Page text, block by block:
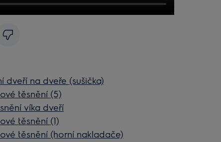
dveří na dveře (sušička)
těsnění (5)
víka dveří
těsnění (1)
těsnění (horní nakladače)